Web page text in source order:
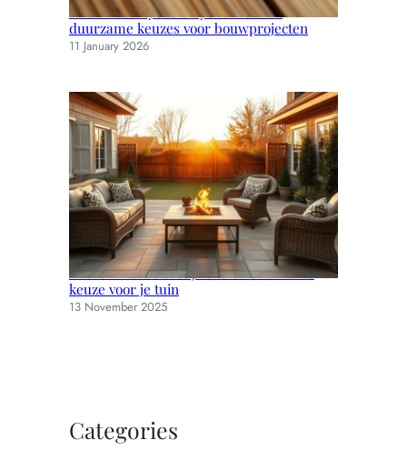
Thermisch ayous en yellow cedar:
duurzame keuzes voor bouwprojecten
11 January 2026
Wicker meubels: stijlvolle en duurzame
keuze voor je tuin
13 November 2025
Categories